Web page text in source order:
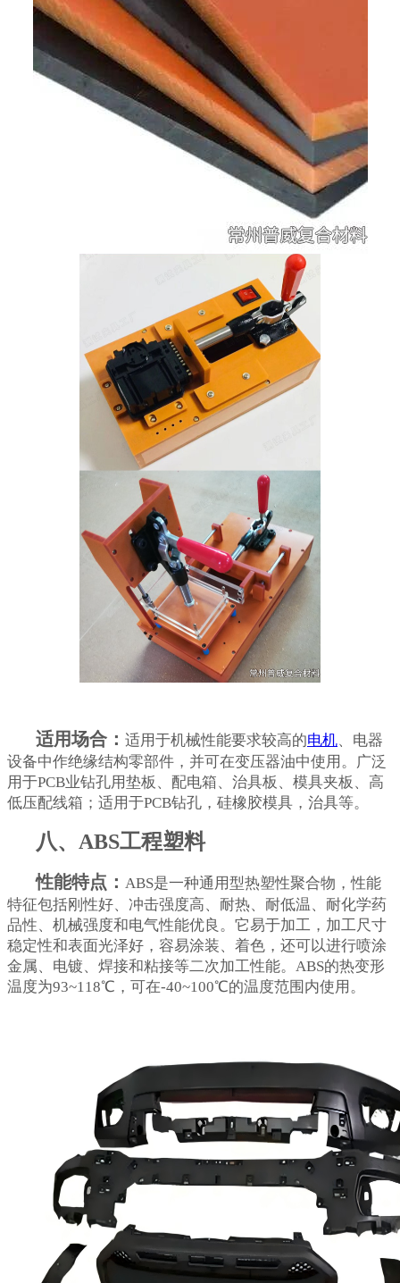
适用场合： 适用于机械性能要求较高的电机、电器
设备中作绝缘结构零部件，并可在变压器油中使用。广泛
用于PCB业钻孔用垫板、配电箱、治具板、模具夹板、高
低压配线箱；适用于PCB钻孔，硅橡胶模具，治具等。
八、ABS工程塑料
性能特点： ABS是一种通用型热塑性聚合物，性能
特征包括刚性好、冲击强度高、耐热、耐低温、耐化学药
品性、机械强度和电气性能优良。它易于加工，加工尺寸
稳定性和表面光泽好，容易涂装、着色，还可以进行喷涂
金属、电镀、焊接和粘接等二次加工性能。ABS的热变形
温度为93~118℃，可在-40~100℃的温度范围内使用。